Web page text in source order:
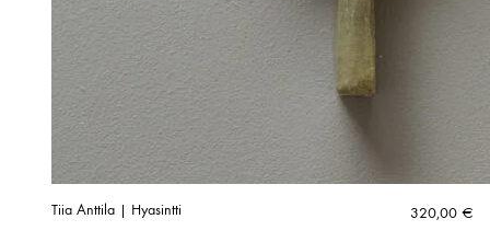
Tiia Anttila | Hyasintti 320,00 €